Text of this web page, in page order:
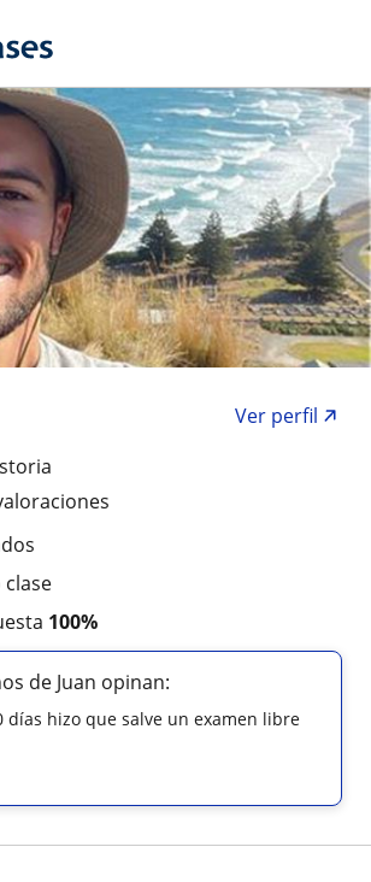
Ver perfil
clase
100%
de Juan opinan:
días hizo que salve un examen libre